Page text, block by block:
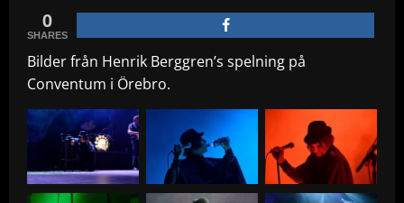
0
SHARES
Bilder från Henrik Berggren’s spelning på
Conventum i Örebro.